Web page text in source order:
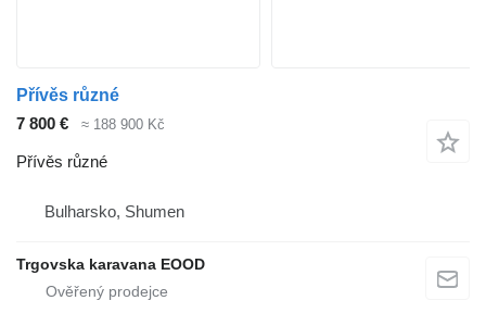
Přívěs různé
7 800 €
≈ 188 900 Kč
Přívěs různé
Bulharsko, Shumen
Trgovska karavana EOOD